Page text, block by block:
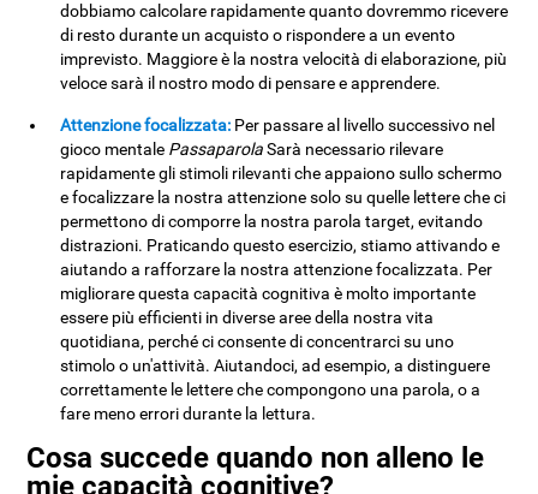
dobbiamo calcolare rapidamente quanto dovremmo ricevere
di resto durante un acquisto o rispondere a un evento
imprevisto. Maggiore è la nostra velocità di elaborazione, più
veloce sarà il nostro modo di pensare e apprendere.
Attenzione focalizzata: Per passare al livello successivo nel
gioco mentale PassaparolaSarà necessario rilevare
rapidamente gli stimoli rilevanti che appaiono sullo schermo
e focalizzare la nostra attenzione solo su quelle lettere che ci
permettono di comporre la nostra parola target, evitando
distrazioni. Praticando questo esercizio, stiamo attivando e
aiutando a rafforzare la nostra attenzione focalizzata. Per
migliorare questa capacità cognitiva è molto importante
essere più efficienti in diverse aree della nostra vita
quotidiana, perché ci consente di concentrarci su uno
stimolo o un'attività. Aiutandoci, ad esempio, a distinguere
correttamente le lettere che compongono una parola, o a
fare meno errori durante la lettura.
Cosa succede quando non alleno le
mie capacità cognitive?